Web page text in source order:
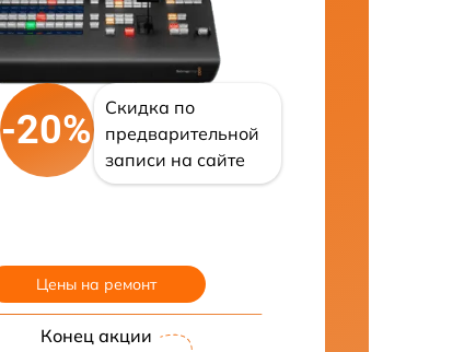
-20%
Скидка по
предварительной
записи на сайте
Цены на ремонт
Конец акции